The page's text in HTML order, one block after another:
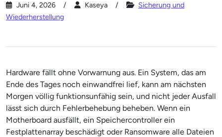
Juni 4, 2026 Kaseya
Sicherung und
Wiederherstellung
Hardware fällt ohne Vorwarnung aus. Ein System, das am
Ende des Tages noch einwandfrei lief, kann am nächsten
Morgen völlig funktionsunfähig sein, und nicht jeder Ausfall
lässt sich durch Fehlerbehebung beheben. Wenn ein
Motherboard ausfällt, ein Speichercontroller ein
Festplattenarray beschädigt oder Ransomware alle Dateien